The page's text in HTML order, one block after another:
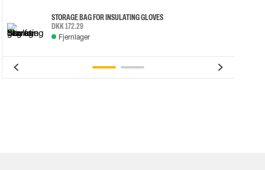
STORAGE BAG FOR INSULATING GLOVES
DKK 172.29
Fjernlager